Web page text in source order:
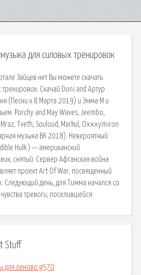
музыка для силовых тренировок
Зайцев.нет Вы можете скачать
Скачай Doni and Артур
(Песни к 8 Марта 2019) и Эмма М и
Porchy and May Waves, Jeembo,
Mraz, Tveth, Souloud, Markul, Oxxxymiron
музыка ВК 2018). Невероятный
Hulk ) — американский
снятый. Сервер Афганская война
проект Art Of War, посвященный
Следующий день, для Тимма начался со
тревоги, поселившейся.
Stuff
для леново g570